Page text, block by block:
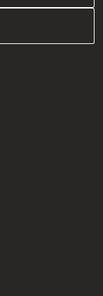
Unternehmen
auf
werden,